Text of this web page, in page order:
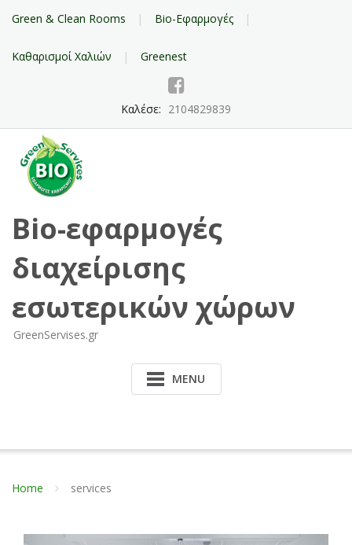
Green & Clean Rooms Bio-Εφαρμογές
Καθαρισμοί Χαλιών Greenest
Καλέσε: 2104829839
Bio-εφαρμογές
διαχείρισης
εσωτερικών χώρων
GreenServises.gr
MENU
Home services